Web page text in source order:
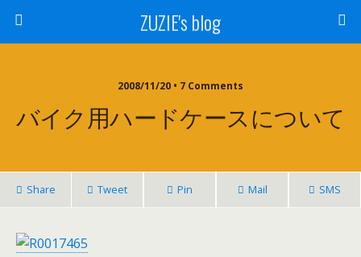
ZUZIE's blog
2008/11/20 • 7 Comments
バイク用ハードケースについて
Share Tweet Pin Mail SMS